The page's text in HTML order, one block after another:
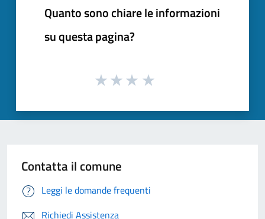
Quanto sono chiare le informazioni
su questa pagina?
Contatta il comune
Leggi le domande frequenti
Richiedi Assistenza